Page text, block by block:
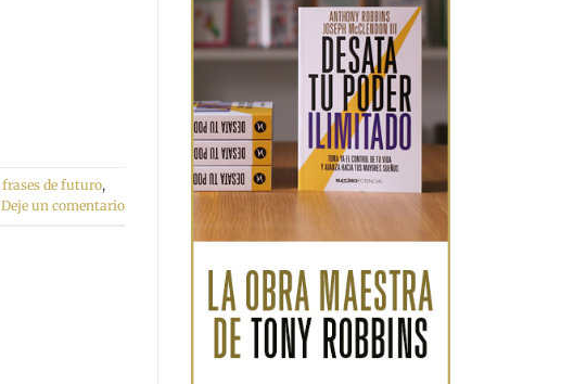
frases de futuro,
Deje un comentario